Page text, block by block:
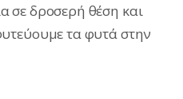
σε δροσερή θέση και
τα φυτά στην